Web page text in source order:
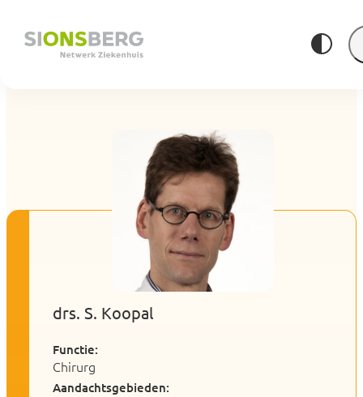
drs. S. Koopal
Functie:
Chirurg
Aandachtsgebieden: